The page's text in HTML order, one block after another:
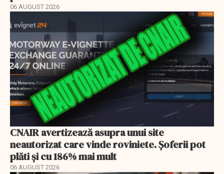
06 AUGUST 2026
CNAIR avertizează asupra unui site
neautorizat care vinde roviniete. Șoferii pot
plăti și cu 186% mai mult
06 AUGUST 2026